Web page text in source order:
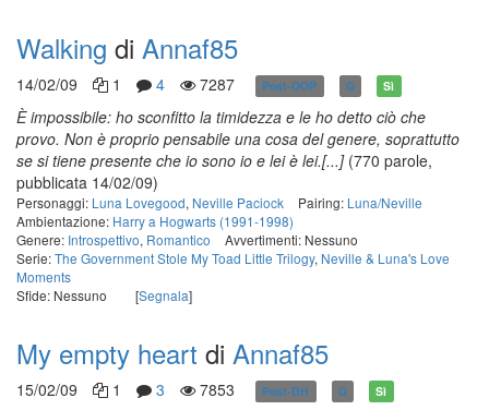
Walking di Annaf85
14/02/09 1 4 7287 Post-OOP G Sì
È impossibile: ho sconfitto la timidezza e le ho detto ciò che
provo. Non è proprio pensabile una cosa del genere, soprattutto
se si tiene presente che io sono io e lei è lei.[...] (770 parole,
pubblicata 14/02/09)
Personaggi: Luna Lovegood, Neville Paciock Pairing: Luna/Neville
Ambientazione: Harry a Hogwarts (1991-1998)
Genere: Introspettivo, Romantico
Avvertimenti: Nessuno
Serie:The Government Stole My Toad Little Trilogy, Neville & Luna's Love
Moments
Sfide: Nessuno
[Segnala]
My empty heart di Annaf85
15/02/09 1 3 7853 Post-DH G Sì